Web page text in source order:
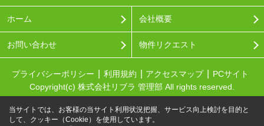
ホーム 会社概要
お問い合わせ 物件リクエスト
プライバシーポリシー 利用規約 アクセスマップ
PCサイト
Copyright(c) 株式会社リブラ 管理部 All rights reserved.
当サイトでは、お客様の当サイト利用状況把握、サービス向上検討を目的と
して、クッキー（Cookie）を使用しています。